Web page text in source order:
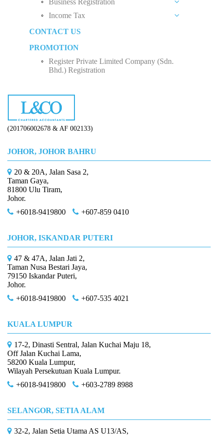
in Every Company
Tips For Income Tax Saving
Rental Income
Five Factors to Consider When Hiring a Tax
Advisor
Why Do We Need Tax Consultants?
Social Security Organization (SOCSO)
Employment Insurance Scheme (EIS)
Monthly Tax Deduction (MTD)
Human Resources Development Fund (HRDF)
Business Registration
Private Limited Company (Sdn. Bhd.)
Sole Proprietorship
Partnership
Limited Company (Sdn. Bhd.)
Income Tax
Business Income
Employee Income Tax
CONTACT US
PROMOTION
Register Private Limited Company (Sdn.
Bhd.) Registration
(201706002678 & AF 002133)
JOHOR, JOHOR BAHRU
20 & 20A, Jalan Sasa 2,
Taman Gaya,
81800 Ulu Tiram,
Johor.
+6018-9419800
+607-859 0410
JOHOR, ISKANDAR PUTERI
47 & 47A, Jalan Jati 2,
Taman Nusa Bestari Jaya,
79150 Iskandar Puteri,
Johor.
+6018-9419800
+607-535 4021
KUALA LUMPUR
17-2, Dinasti Sentral, Jalan Kuchai Maju 18,
Off Jalan Kuchai Lama,
58200 Kuala Lumpur,
Wilayah Persekutuan Kuala Lumpur.
+6018-9419800
+603-2789 8988
SELANGOR, SETIA ALAM
32-2, Jalan Setia Utama AS U13/AS,